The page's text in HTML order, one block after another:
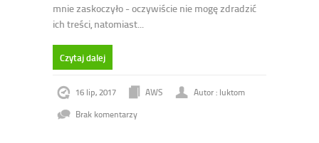
mnie zaskoczyło - oczywiście nie mogę zdradzić
ich treści, natomiast...
Czytaj dalej
16 lip, 2017 AWS
Autor : luktom
Brak komentarzy